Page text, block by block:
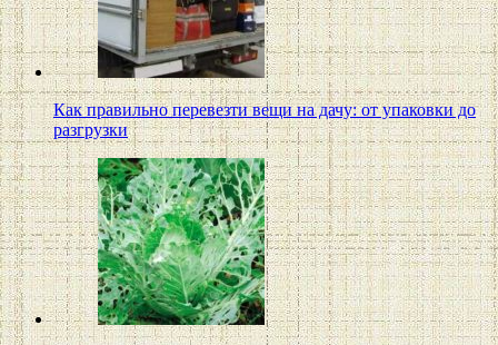
Как правильно перевезти вещи на дачу: от упаковки до
разгрузки